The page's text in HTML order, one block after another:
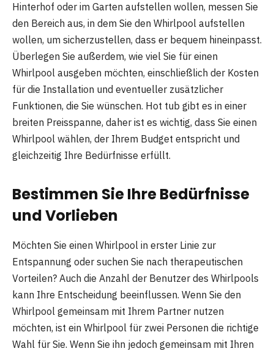
Hinterhof oder im Garten aufstellen wollen, messen Sie
den Bereich aus, in dem Sie den Whirlpool aufstellen
wollen, um sicherzustellen, dass er bequem hineinpasst.
Überlegen Sie außerdem, wie viel Sie für einen
Whirlpool ausgeben möchten, einschließlich der Kosten
für die Installation und eventueller zusätzlicher
Funktionen, die Sie wünschen. Hot tub gibt es in einer
breiten Preisspanne, daher ist es wichtig, dass Sie einen
Whirlpool wählen, der Ihrem Budget entspricht und
gleichzeitig Ihre Bedürfnisse erfüllt.
Bestimmen Sie Ihre Bedürfnisse
und Vorlieben
Möchten Sie einen Whirlpool in erster Linie zur
Entspannung oder suchen Sie nach therapeutischen
Vorteilen? Auch die Anzahl der Benutzer des Whirlpools
kann Ihre Entscheidung beeinflussen. Wenn Sie den
Whirlpool gemeinsam mit Ihrem Partner nutzen
möchten, ist ein Whirlpool für zwei Personen die richtige
Wahl für Sie. Wenn Sie ihn jedoch gemeinsam mit Ihren